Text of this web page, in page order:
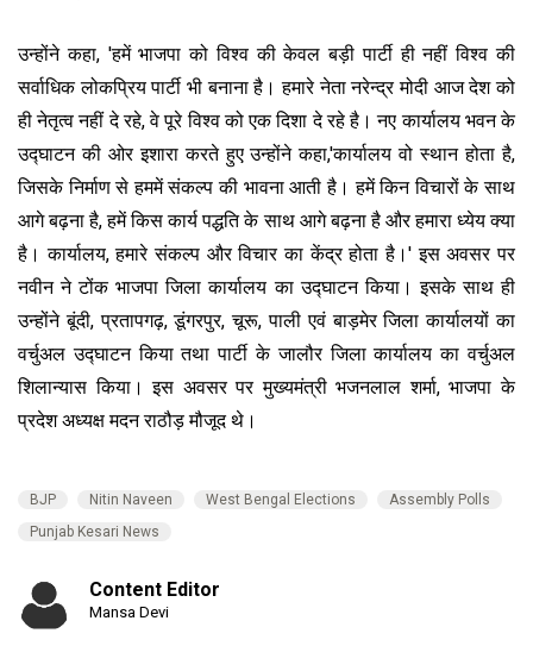
उन्होंने कहा, 'हमें भाजपा को विश्व की केवल बड़ी पार्टी ही नहीं विश्व की
सर्वाधिक लोकप्रिय पार्टी भी बनाना है। हमारे नेता नरेन्द्र मोदी आज देश को
ही नेतृत्व नहीं दे रहे, वे पूरे विश्व को एक दिशा दे रहे है। नए कार्यालय भवन के
उद्घाटन की ओर इशारा करते हुए उन्होंने कहा,'कार्यालय वो स्थान होता है,
जिसके निर्माण से हममें संकल्प की भावना आती है। हमें किन विचारों के साथ
आगे बढ़ना है, हमें किस कार्य पद्धति के साथ आगे बढ़ना है और हमारा ध्येय क्या
है। कार्यालय, हमारे संकल्प और विचार का केंद्र होता है।' इस अवसर पर
नवीन ने टोंक भाजपा जिला कार्यालय का उद्घाटन किया। इसके साथ ही
उन्होंने बूंदी, प्रतापगढ़, डूंगरपुर, चूरू, पाली एवं बाड़मेर जिला कार्यालयों का
वर्चुअल उद्घाटन किया तथा पार्टी के जालौर जिला कार्यालय का वर्चुअल
शिलान्यास किया। इस अवसर पर मुख्यमंत्री भजनलाल शर्मा, भाजपा के
प्रदेश अध्यक्ष मदन राठौड़ मौजूद थे।
BJP Nitin Naveen West Bengal Elections
Assembly Polls
Punjab Kesari News
Content Editor
Mansa Devi